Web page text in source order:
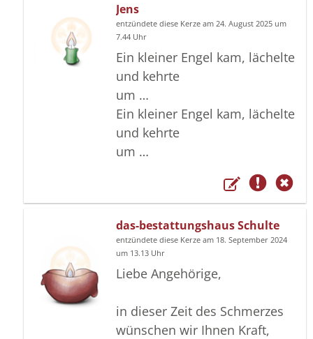
Jens
entzündete diese Kerze am 24. August 2025 um
7.44 Uhr
Ein kleiner Engel kam, lächelte
und kehrte
um …
Ein kleiner Engel kam, lächelte
und kehrte
um …
das-bestattungshaus Schulte
entzündete diese Kerze am 18. September 2024
um 13.13 Uhr
Liebe Angehörige,
in dieser Zeit des Schmerzes
wünschen wir Ihnen Kraft,